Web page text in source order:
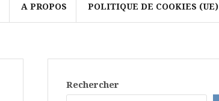
A PROPOS POLITIQUE DE COOKIES (UE)
Rechercher